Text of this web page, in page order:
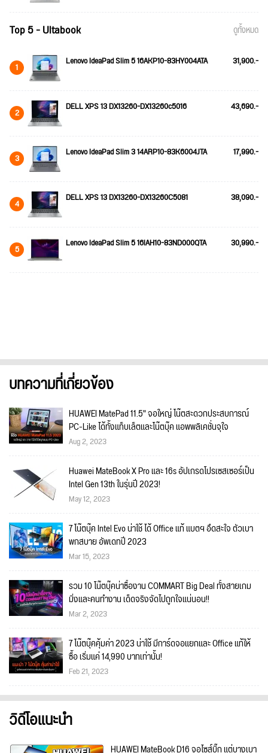
Top 5 - Ultabook ดูทั้งหมด
1 Lenovo IdeaPad Slim 5 16AKP10-83HY004ATA 31,900.-
2 DELL XPS 13 DX13260-DX13260c5016 43,690.-
3 Lenovo IdeaPad Slim 3 14ARP10-83K6004JTA 17,990.-
4 DELL XPS 13 DX13260-DX13260C5081 38,090.-
5 Lenovo IdeaPad Slim 5 16IAH10-83ND000QTA 30,990.-
บทความที่เกี่ยวข้อง
HUAWEI MatePad 11.5" จอใหญ่ โน๊ตสะดวกประสบการณ์
PC-Like ได้ทั้งแท็บเล็ตและโน๊ตบุ๊ค แอพพลิเคชั่นจุใจ
Aug 2, 2023
Huawei MateBook X Pro และ 16s อัปเกรดโปรเซสเซอร์เป็น
Intel Gen 13th ในรุ่นปี 2023!
May 12, 2023
7 โน๊ตบุ๊ค Intel Evo น่าใช้ ได้ Office แท้ แบตฯ อึดสะใจ ตัวเบา
พกสบาย อัพเดทปี 2023
Mar 15, 2023
รวม 10 โน๊ตบุ๊คน่าซื้องาน COMMART Big Deal ทั้งสายเกม
มิ่งและคนทำงาน เด็ดจริงจัดไปถูกใจแน่นอน!!
Mar 2, 2023
7 โน๊ตบุ๊คคุ้มค่า 2023 น่าใช้ มีการ์ดจอแยกและ Office แท้ให้
ซื้อ เริ่มแค่ 14,990 บาทเท่านั้น!
Feb 21, 2023
วิดีโอแนะนำ